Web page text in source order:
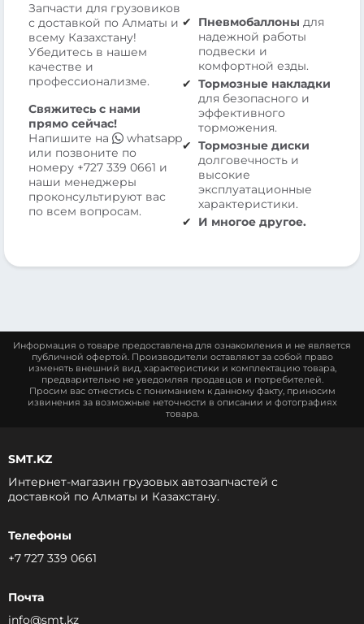
Запчасти для грузовиков
с доставкой по Алматы и
всему Казахстану!
Убедитесь в нашем
качестве и
профессионализме.
Свяжитесь с нами
прямо сейчас!
Напишите на
whatsapp
или позвоните по
номеру +727 339 0661 и
наши менеджеры
проконсультируют вас
по всем вопросам.
Пневмобаллоны для
надежной работы
подвески и
комфортной езды.
Тормозные накладки
для безопасного и
эффективного
торможения.
Тормозные диски
долговечность и
высокие
эксплуатационные
характеристики.
И многое другое.
Информация о товаре предоставлена для ознакомления и не является
публичной офертой. Производители оставляют за собой право
изменять внешний вид, характеристики и комплектацию товара,
предварительно не уведомляя продавцов и потребителей.
Просим вас отнестись с пониманием к данному факту, приносим
извинения за возможные неточности в описании и фотографиях
товара.
SMT.KZ
Интернет-магазин грузовых автозапчастей c
доставкой по Алматы и Казахстану.
Телефоны
+7 727 339 0661
Почта
info@smt.kz